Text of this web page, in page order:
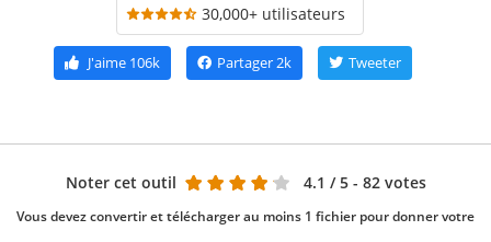
30,000+ utilisateurs
J'aime106k Partager2k Tweeter
Noter cet outil 4.1 / 5 - 82 votes
Vous devez convertir et télécharger au moins 1 fichier pour donner votre